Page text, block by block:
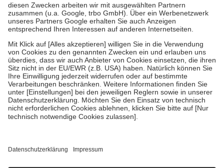
Diese Regeln gelten grundsätzlich auch für Online-Apotheken.
Bei Heilmitteln und häuslicher Krankenpflege beträgt die
Zuzahlung zehn Prozent der Kosten sowie zehn Euro je
Um das Engagement der Versicherten für ihre eigene Gesundheit zu
stärken und die besondere Stellung der Familie zu unterstützen,
fallenkeine Zuzahlungen an bei:
• Kindern und Jugendlichen bis zum vollendeten 18. Lebensjahr
mit Ausnahme der Fahrkosten
• Untersuchungen zur Vorsorge und Früherkennung, die von der
GKV getragen werden
• empfohlenen Schutzimpfungen
Wir nutzen Trusted Shops als unabhängigen Dienstleister für die